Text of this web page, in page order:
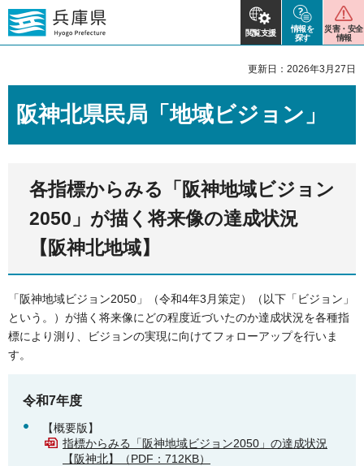
閲覧支援
情報を
探す
災害・安全
情報
更新日：2026年3月27日
阪神北県民局「地域ビジョン」
各指標からみる「阪神地域ビジョン
2050」が描く将来像の達成状況
【阪神北地域】
「阪神地域ビジョン2050」（令和4年3月策定）（以下「ビジョン」
という。）が描く将来像にどの程度近づいたのか達成状況を各種指
標により測り、ビジョンの実現に向けてフォローアップを行いま
す。
令和7年度
【概要版】
指標からみる「阪神地域ビジョン2050」の達成状況
【阪神北】（PDF：712KB）